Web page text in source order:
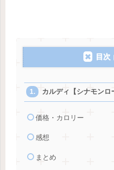
目次
カルディ【シナモン
価格・カロリー
感想
まとめ